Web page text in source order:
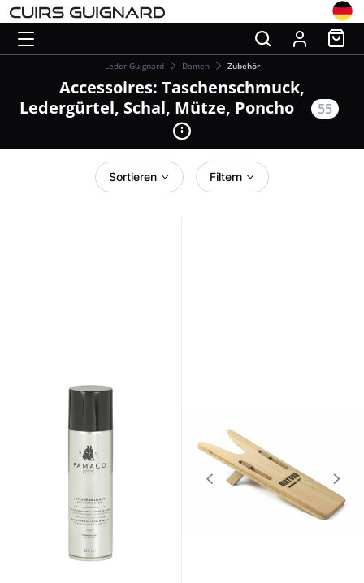
Leder Guignard Damen Zubehör
Accessoires: Taschenschmuck,
Ledergürtel, Schal, Mütze, Poncho
55
Sortieren Filtern